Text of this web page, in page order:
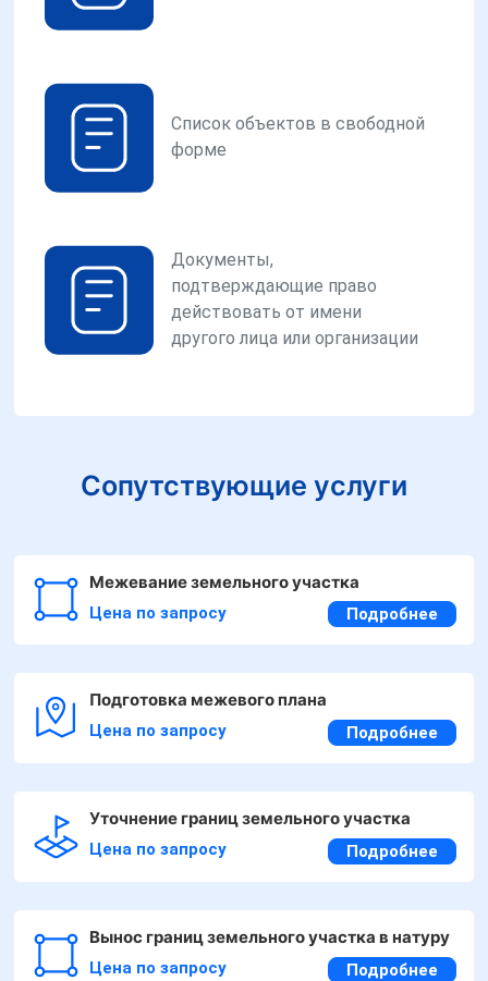
Список объектов в свободной
форме
Документы,
подтверждающие право
действовать от имени
другого лица или организации
Сопутствующие услуги
Межевание земельного участка
Цена по запросу Подробнее
Подготовка межевого плана
Цена по запросу Подробнее
Уточнение границ земельного участка
Цена по запросу Подробнее
Вынос границ земельного участка в натуру
Цена по запросу Подробнее